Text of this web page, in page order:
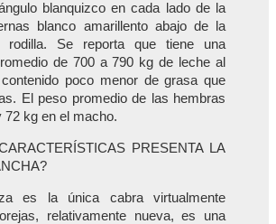
blanquizco en cada lado de la
blanco amarillento abajo de la
Se reporta que tiene una
de 700 a 790 kg de leche al
poco menor de grasa que
El peso promedio de las hembras
72 kg en el macho.
PRESENTA LA
es la única cabra virtualmente
relativamente nueva, es una